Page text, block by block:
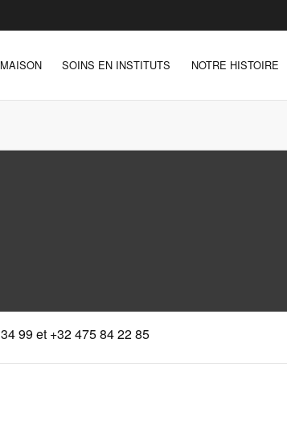
SOINS EN INSTITUTS NOTRE HISTOIRE
99 et +32 475 84 22 85